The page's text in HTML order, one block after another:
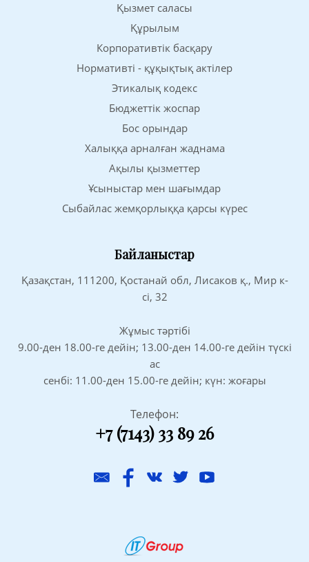
Қызмет саласы
Құрылым
Корпоративтік басқару
Нормативті - құқықтық актілер
Этикалық кодекс
Бюджеттік жоспар
Бос орындар
Халыққа арналған жаднама
Ақылы қызметтер
Ұсыныстар мен шағымдар
Сыбайлас жемқорлыққа қарсы күрес
Байланыстар
Қазақстан, 111200, Қостанай обл, Лисаков қ., Мир к-
сі, 32
Жұмыс тәртібі
9.00-ден 18.00-ге дейін; 13.00-ден 14.00-ге дейін түскі
ас
сенбі: 11.00-ден 15.00-ге дейін; күн: жоғары
Телефон:
+7 (7143) 33 89 26